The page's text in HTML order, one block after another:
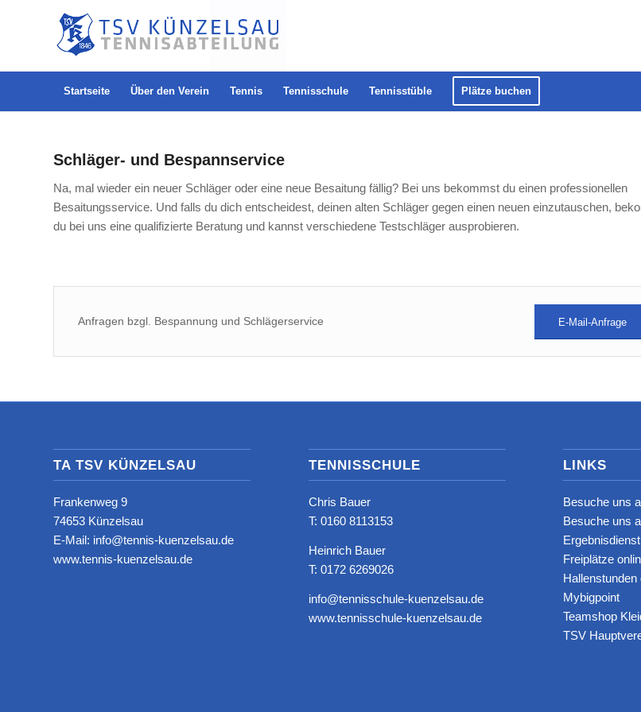
Startseite Über den Verein Tennis Tennisschule Tennisstüble Plätze buchen
Schläger- und Bespannservice
Na, mal wieder ein neuer Schläger oder eine neue Besaitung fällig? Bei uns bekommst du einen professionellen
Besaitungsservice. Und falls du dich entscheidest, deinen alten Schläger gegen einen neuen einzutauschen,
du bei uns eine qualifizierte Beratung und kannst verschiedene Testschläger ausprobieren.
Anfragen bzgl. Bespannung und Schlägerservice E-Mail-Anfrage
TA TSV KÜNZELSAU
Frankenweg 9
74653 Künzelsau
E-Mail: info@tennis-kuenzelsau.de
www.tennis-kuenzelsau.de
TENNISSCHULE
Chris Bauer
T: ‭0160 8113153‬
Heinrich Bauer
T: 0172 6269026
info@tennisschule-kuenzelsau.de
www.tennisschule-kuenzelsau.de
LINKS
Besuche uns
Besuche uns
Ergebnisdienst
Freiplätze
Hallenstunden
Mybigpoint
Teamshop
TSV